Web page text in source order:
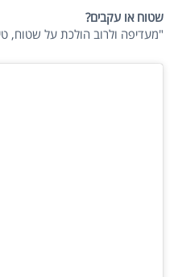
שטוח או עקבים?
"מעדיפה ולרוב הולכת על שטוח,